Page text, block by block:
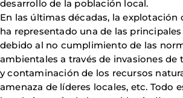
desarrollo de la población local.
En las últimas décadas, la explotación
ha representado una de las
debido al no cumplimiento de las
ambientales a través de invasiones
y contaminación de los recursos
amenaza de líderes locales, etc. Todo